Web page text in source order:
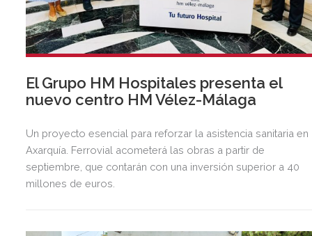
El Grupo HM Hospitales presenta el
nuevo centro HM Vélez-Málaga
Un proyecto esencial para reforzar la asistencia sanitaria en
Axarquía. Ferrovial acometerá las obras a partir de
septiembre, que contarán con una inversión superior a 40
millones de euros.